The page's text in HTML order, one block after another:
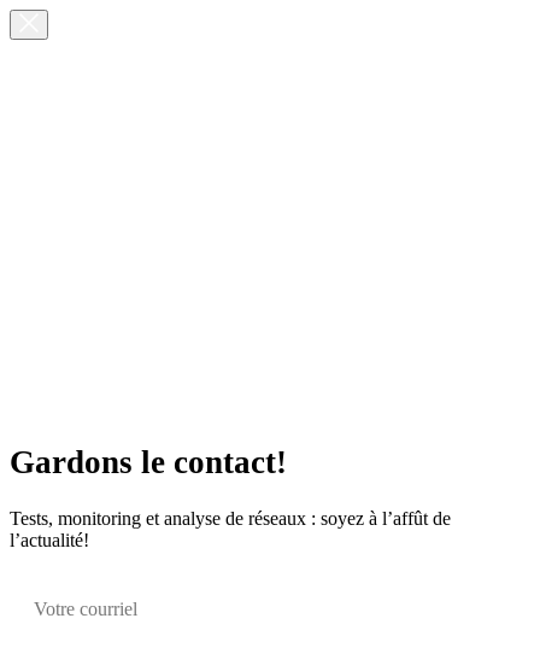
Gardons le contact!
Tests, monitoring et analyse de réseaux : soyez à l’affût de
l’actualité!